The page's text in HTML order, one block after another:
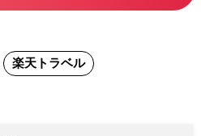
楽天トラベル